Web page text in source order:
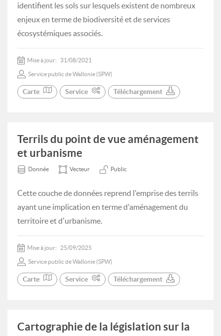
identifient les sols sur lesquels existent de nombreux
enjeux en terme de biodiversité et de services
écosystémiques associés.
Mise à jour: 31/08/2021
Service public de Wallonie (SPW)
Carte Service Téléchargement
Terrils du point de vue aménagement
et urbanisme
Donnée Vecteur Public
Cette couche de données reprend l'emprise des terrils
ayant une implication en terme d'aménagement du
territoire et d'urbanisme.
Mise à jour: 25/09/2025
Service public de Wallonie (SPW)
Carte Service Téléchargement
Cartographie de la législation sur la